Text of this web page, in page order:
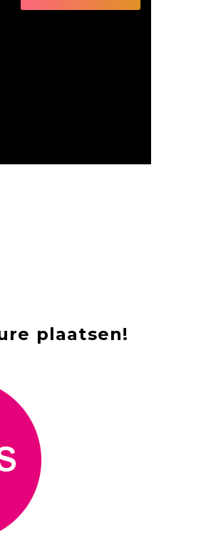
plaatsen!